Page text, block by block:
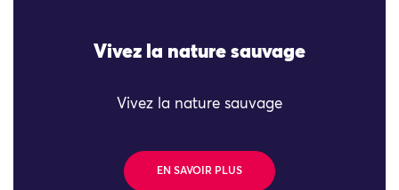
Vivez la nature sauvage
Vivez la nature sauvage
EN SAVOIR PLUS